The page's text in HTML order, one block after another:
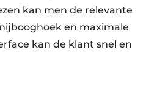
kan men de relevante
en maximale
kan de klant snel en